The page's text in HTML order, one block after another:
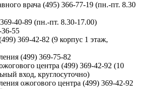
врача (495) 366-77-19 (пн.-пт. 8.30
40-89 (пн.-пт. 8.30-17.00)
55
369-42-82 (9 корпус 1 этаж,
(499) 369-75-82
центра (499) 369-42-92 (10
вход, круглосуточно)
ожогового центра (499) 369-42-92